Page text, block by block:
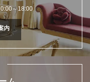
～18:00
内